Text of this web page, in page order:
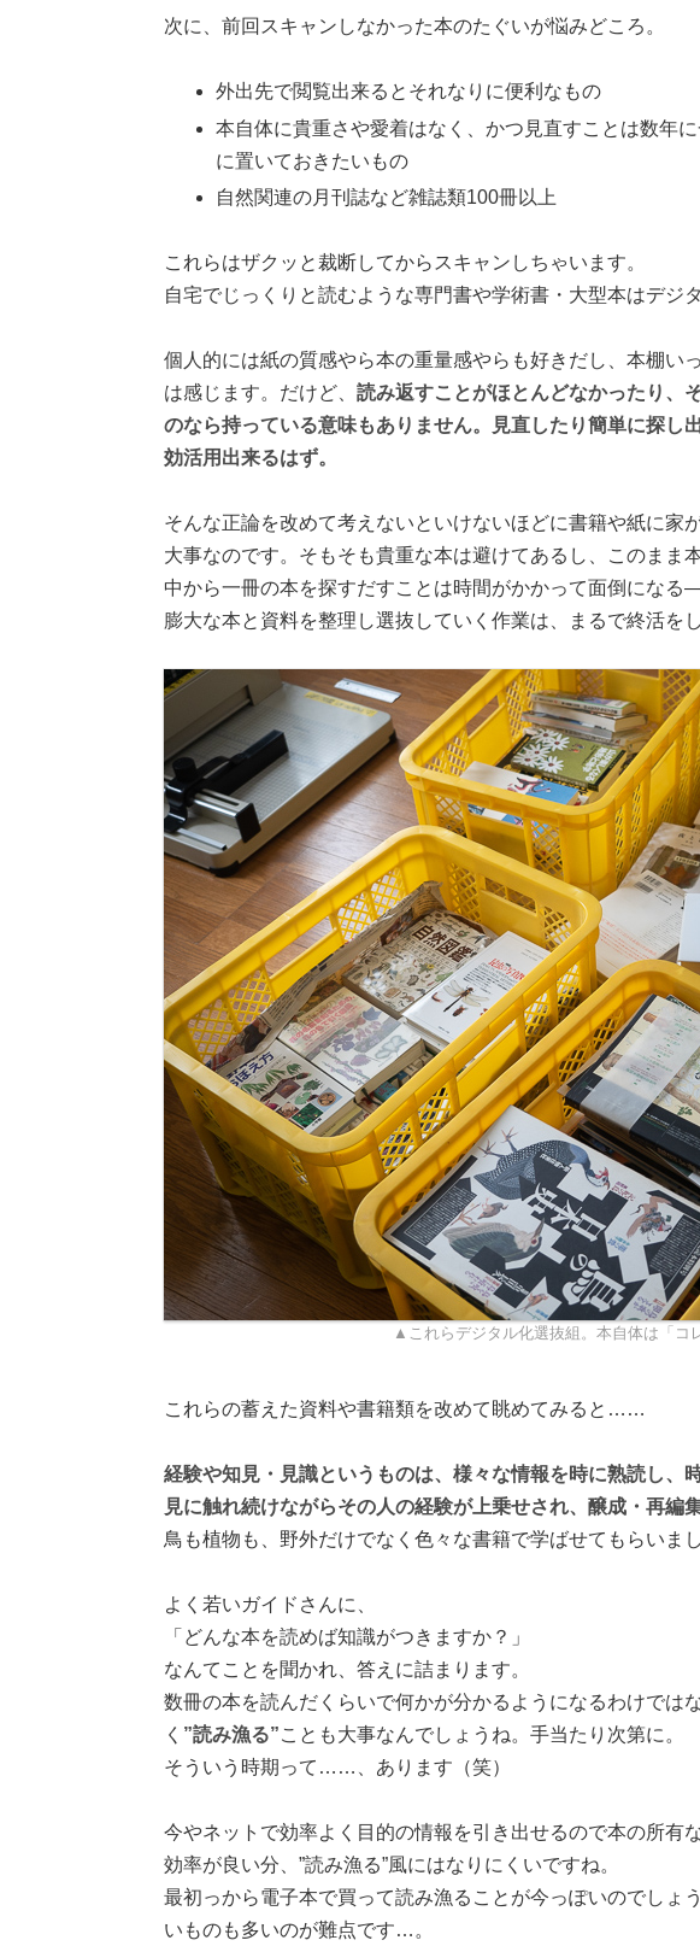
次に、前回スキャンしなかった本のたぐいが悩みどころ。
外出先で閲覧出来るとそれなりに便利なもの
本自体に貴重さや愛着はなく、かつ見直すことは数年
に置いておきたいもの
自然関連の月刊誌など雑誌類100冊以上
これらはザクッと裁断してからスキャンしちゃいます。
自宅でじっくりと読むような専門書や学術書・大型本はデジ
個人的には紙の質感やら本の重量感やらも好きだし、本棚い
は感じます。だけど、 読み返すことがほとんどなかったり、
のなら持っている意味もありません。見直したり簡単に探し
効活用出来るはず。
そんな正論を改めて考えないといけないほどに書籍や紙に家
大事なのです。そもそも貴重な本は避けてあるし、このまま
中から一冊の本を探すだすことは時間がかかって面倒になる
膨大な本と資料を整理し選抜していく作業は、まるで終活を
▲これらデジタル化選抜組。本自体は「コ
これらの蓄えた資料や書籍類を改めて眺めてみると……
経験や知見・見識というものは、様々な情報を時に熟読し、
見に触れ続けながらその人の経験が上乗せされ、醸成・再編
鳥も植物も、野外だけでなく色々な書籍で学ばせてもらいまし
よく若いガイドさんに、
「どんな本を読めば知識がつきますか？」
なんてことを聞かれ、答えに詰まります。
数冊の本を読んだくらいで何かが分かるようになるわけでは
く ”読み漁る”ことも大事なんでしょうね。手当たり次第に。
そういう時期って……、あります（笑）
今やネットで効率よく目的の情報を引き出せるので本の所有
効率が良い分、”読み漁る”風にはなりにくいですね。
最初っから電子本で買って読み漁ることが今っぽいのでしょ
いものも多いのが難点です…。